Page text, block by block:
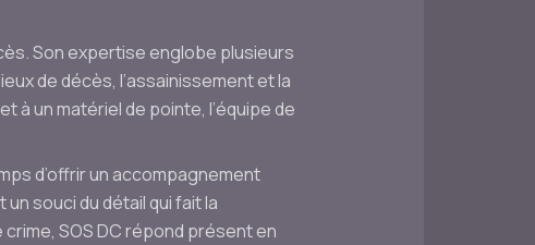
Son expertise englobe plusieurs
de décès, l’assainissement et la
un matériel de pointe, l’équipe de
d’offrir un accompagnement
souci du détail qui fait la
SOS DC répond présent en